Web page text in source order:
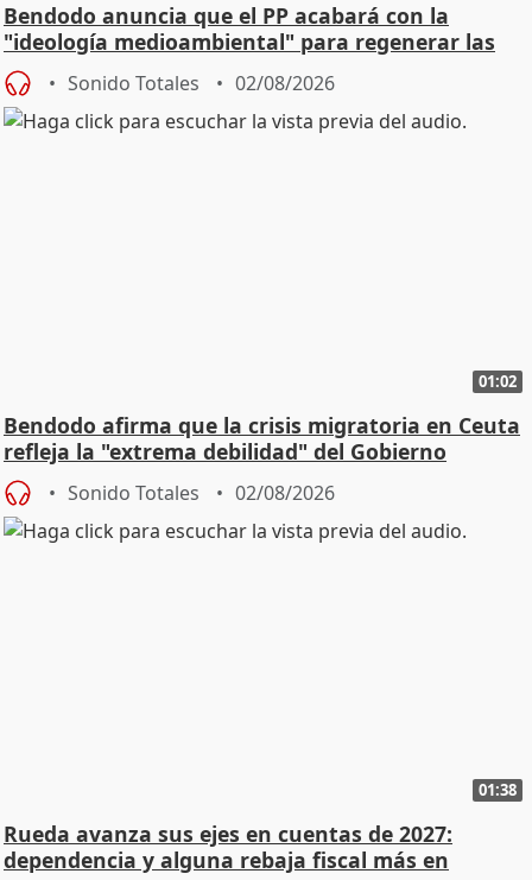
Bendodo anuncia que el PP acabará con la
"ideología medioambiental" para regenerar las
playas
Sonido Totales 02/08/2026
01:02
Bendodo afirma que la crisis migratoria en Ceuta
refleja la "extrema debilidad" del Gobierno
Sonido Totales 02/08/2026
01:38
Rueda avanza sus ejes en cuentas de 2027:
dependencia y alguna rebaja fiscal más en